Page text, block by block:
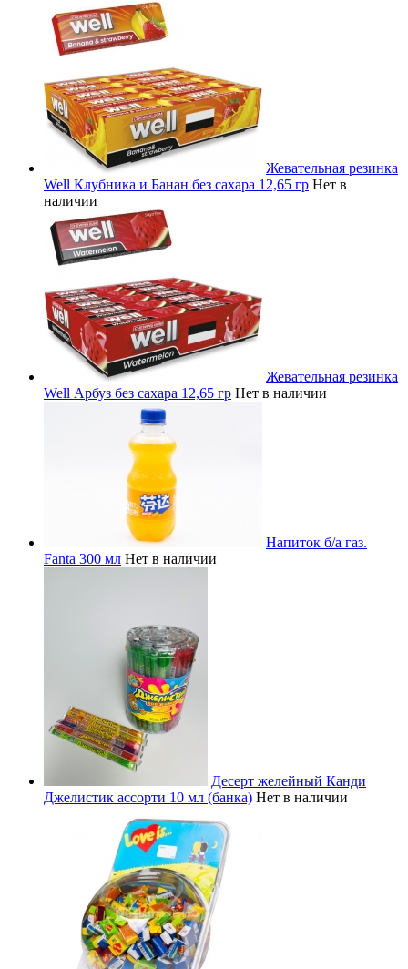
Жевательная резинка
Well Клубника и Банан без сахара 12,65 гр Нет в
наличии
Жевательная резинка
Well Арбуз без сахара 12,65 гр Нет в наличии
Напиток б/а газ.
Fanta 300 мл Нет в наличии
Десерт желейный Канди
Джелистик ассорти 10 мл (банка) Нет в наличии